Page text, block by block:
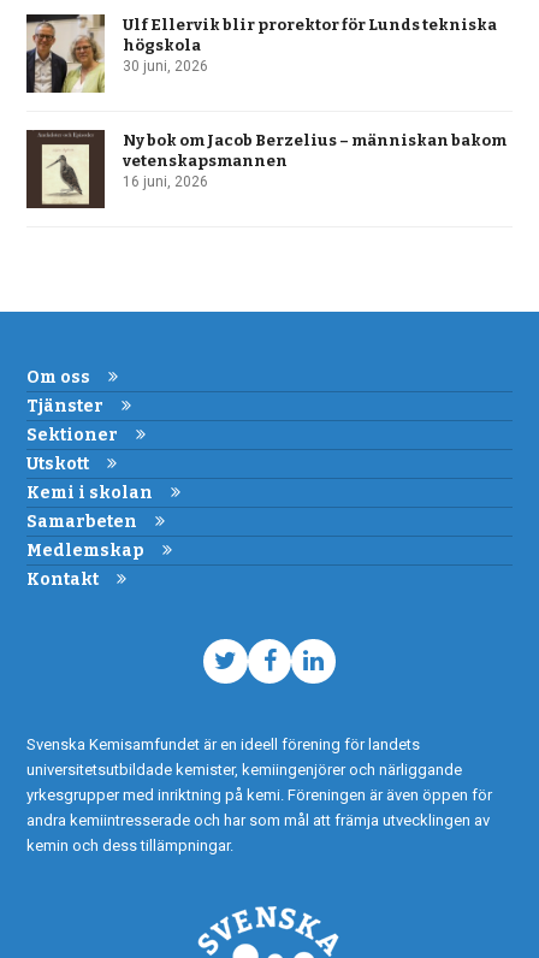
Ulf Ellervik blir prorektor för Lunds tekniska
högskola
30 juni, 2026
Ny bok om Jacob Berzelius – människan bakom
vetenskapsmannen
16 juni, 2026
Om oss
Tjänster
Sektioner
Utskott
Kemi i skolan
Samarbeten
Medlemskap
Kontakt
TwitterFacebook
LinkedIn
Svenska Kemisamfundet är en ideell förening för landets
universitetsutbildade kemister, kemiingenjörer och närliggande
yrkesgrupper med inriktning på kemi. Föreningen är även öppen för
andra kemiintresserade och har som mål att främja utvecklingen av
kemin och dess tillämpningar.